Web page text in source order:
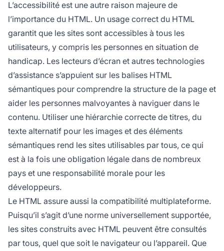
L’accessibilité est une autre raison majeure de
l’importance du HTML. Un usage correct du HTML
garantit que les sites sont accessibles à tous les
utilisateurs, y compris les personnes en situation de
handicap. Les lecteurs d’écran et autres technologies
d’assistance s’appuient sur les balises HTML
sémantiques pour comprendre la structure de la page et
aider les personnes malvoyantes à naviguer dans le
contenu. Utiliser une hiérarchie correcte de titres, du
texte alternatif pour les images et des éléments
sémantiques rend les sites utilisables par tous, ce qui
est à la fois une obligation légale dans de nombreux
pays et une responsabilité morale pour les
développeurs.
Le HTML assure aussi la compatibilité multiplateforme.
Puisqu’il s’agit d’une norme universellement supportée,
les sites construits avec HTML peuvent être consultés
par tous, quel que soit le navigateur ou l’appareil. Que